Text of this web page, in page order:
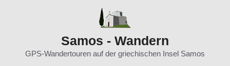
Samos - Wandern
GPS-Wandertouren auf der griechischen Insel Samos